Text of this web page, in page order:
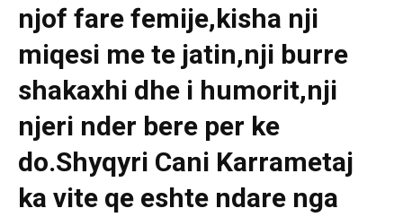
njof fare femije,kisha nji
miqesi me te jatin,nji burre
shakaxhi dhe i humorit,nji
njeri nder bere per ke
do.Shyqyri Cani Karrametaj
ka vite qe eshte ndare nga